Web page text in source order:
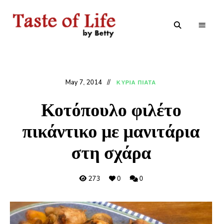
May 7, 2014 ΚΥΡΙΑ ΠΙΑΤΑ
Κοτόπουλο φιλέτο
πικάντικο με μανιτάρια
στη σχάρα
273 0 0